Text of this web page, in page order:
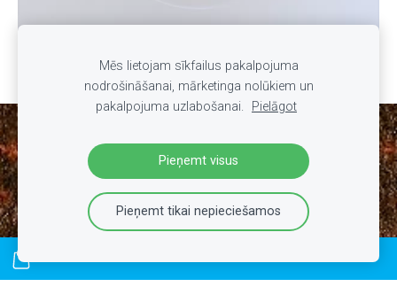
Mēs lietojam sīkfailus pakalpojuma
nodrošināšanai, mārketinga nolūkiem un
pakalpojuma uzlabošanai.
Pielāgot
Pieņemt visus
Pieņemt tikai nepieciešamos